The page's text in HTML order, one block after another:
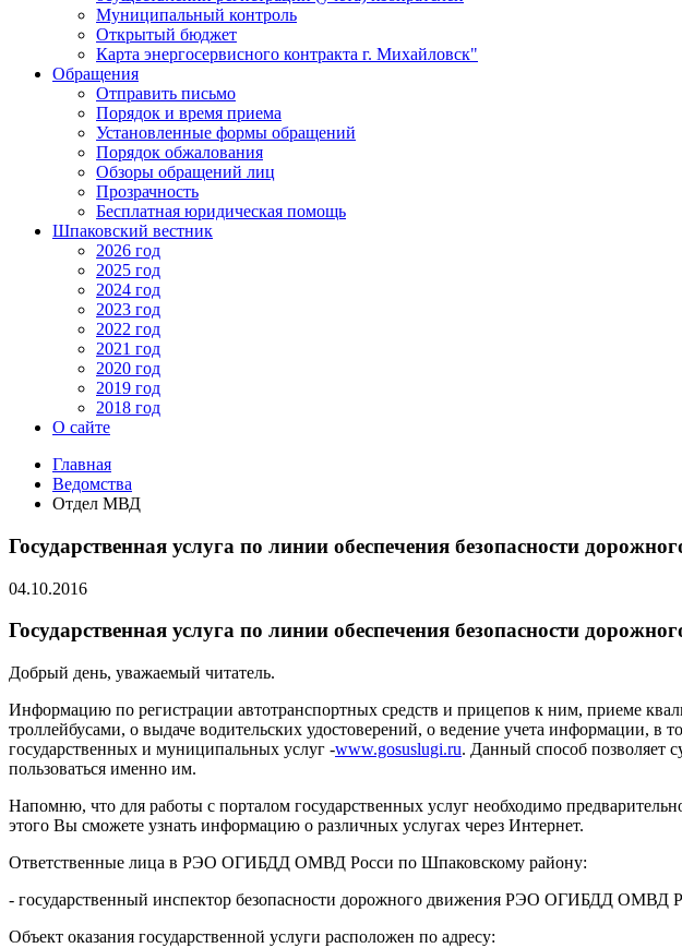
Муниципальный контроль
Открытый бюджет
Карта энергосервисного контракта г. Михайловск"
Обращения
Отправить письмо
Порядок и время приема
Установленные формы обращений
Порядок обжалования
Обзоры обращений лиц
Прозрачность
Бесплатная юридическая помощь
Шпаковский вестник
2026 год
2025 год
2024 год
2023 год
2022 год
2021 год
2020 год
2019 год
2018 год
О сайте
Главная
Ведомства
Отдел МВД
Государственная услуга по линии обеспечения безопасности
04.10.2016
Государственная услуга по линии обеспечения безопасности
Добрый день, уважаемый читатель.
Информацию по регистрации автотранспортных средств и прицепов к ним, приеме
троллейбусами, о выдаче водительских удостоверений, о ведение учета информации,
государственных и муниципальных услуг -www.gosuslugi.ru. Данный способ позволяет
пользоваться именно им.
Напомню, что для работы с порталом государственных услуг необходимо
этого Вы сможете узнать информацию о различных услугах через Интернет.
Ответственные лица в РЭО ОГИБДД ОМВД Росси по Шпаковскому району:
- государственный инспектор безопасности дорожного движения РЭО ОГИБДД ОМВД
Объект оказания государственной услуги расположен по адресу: